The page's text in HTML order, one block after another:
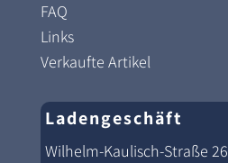
FAQ
Links
Verkaufte Artikel
Ladengeschäft
Wilhelm-Kaulisch-Straße 26